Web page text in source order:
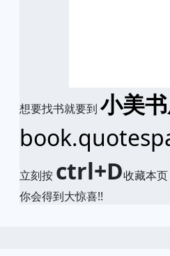
想要找书就要到 小美
立刻按 ctrl+D收藏本页
你会得到大惊喜!!